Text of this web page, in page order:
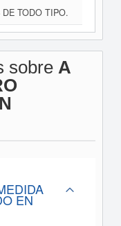
TODO TIPO.
sobre A
EN